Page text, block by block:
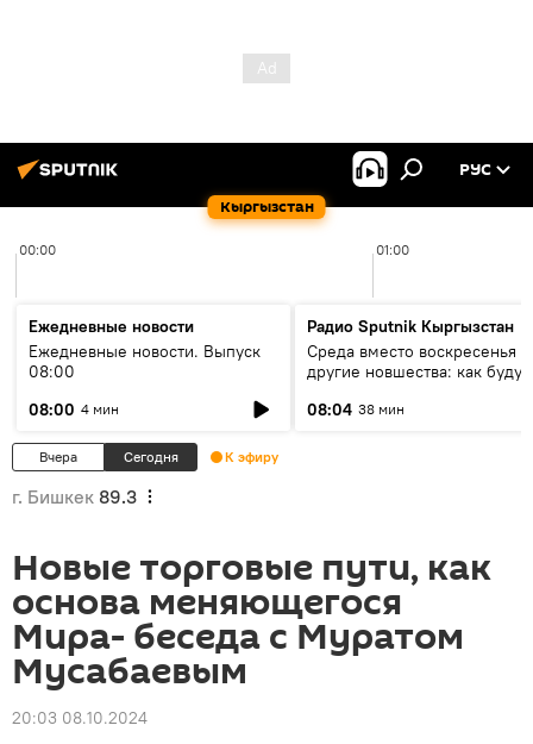
Кыргызстан
РУС
00:00 01:00
Ежедневные новости
Ежедневные новости. Выпуск
08:00
08:00 4 мин
Радио Sputnik Кыргызстан
Среда вместо воскресенья и
другие новшества: как будут
08:04 38 мин
Вчера Сегодня К эфиру
г. Бишкек 89.3
Новые торговые пути, как
основа меняющегося
Мира- беседа с Муратом
Мусабаевым
20:03 08.10.2024